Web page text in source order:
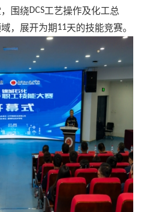
围绕DCS工艺操作及化工总
，展开为期11天的技能竞赛。